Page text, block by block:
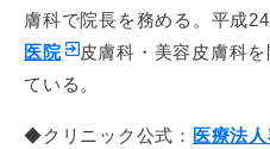
膚科で院長を務める。平成
医院
皮膚科・美容皮膚科
ている。
◆クリニック公式： 医療法